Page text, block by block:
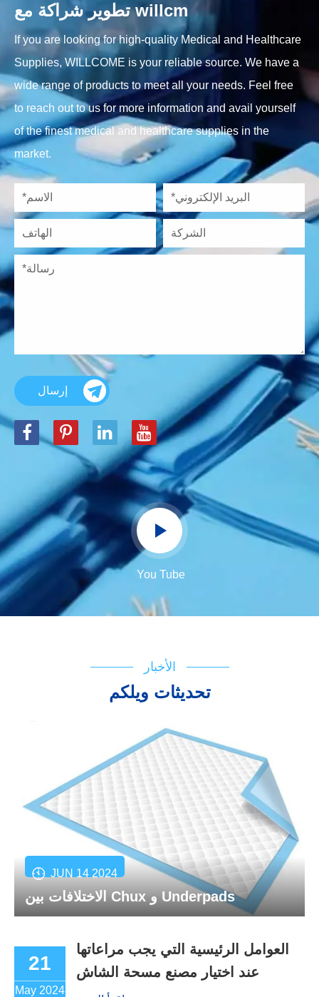
تطوير شراكة مع willcm
If you are looking for high-quality Medical and Healthcare
Supplies, WILLCOME is your reliable source. We have a
wide range of products to meet all your needs. Feel free
to reach out to us for more information and avail yourself
of the finest medical and healthcare supplies in the
market.
إرسال
You Tube
الأخبار
تحديثات ويلكم
JUN 14 2024
الاختلافات بين Chux و Underpads
21
May 2024
العوامل الرئيسية التي يجب مراعاتها
عند اختيار مصنع مسحة الشاش